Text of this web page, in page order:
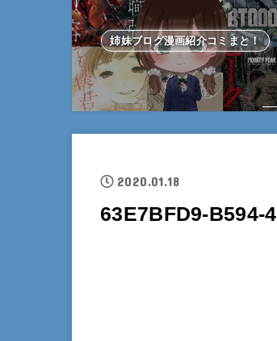
姉妹ブログ漫画紹介コミまと！
2020.01.18
63E7BFD9-B594-